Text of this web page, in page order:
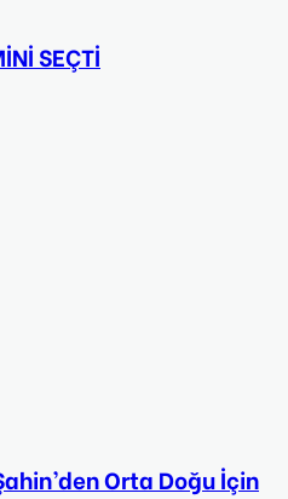
SEÇTİ
Orta Doğu İçin